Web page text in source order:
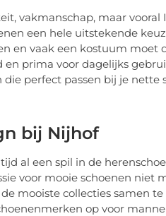
vakmanschap, maar
een hele uitstekende
en vaak een kostuum moet
prima voor dagelijks
perfect passen bij je nette
bij Nijhof
al een spil in de
voor mooie schoenen
mooiste collecties samen
op voor